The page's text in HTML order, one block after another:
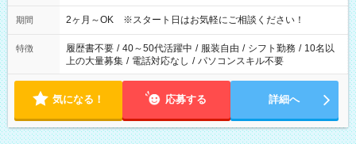
期間 2ヶ月～OK ※スタート日はお気軽にご相談ください！
特徴 履歴書不要 / 40～50代活躍中 / 服装自由 / シフト勤務 / 10名以
上の大量募集 / 電話対応なし / パソコンスキル不要
気になる！ 応募する 詳細へ